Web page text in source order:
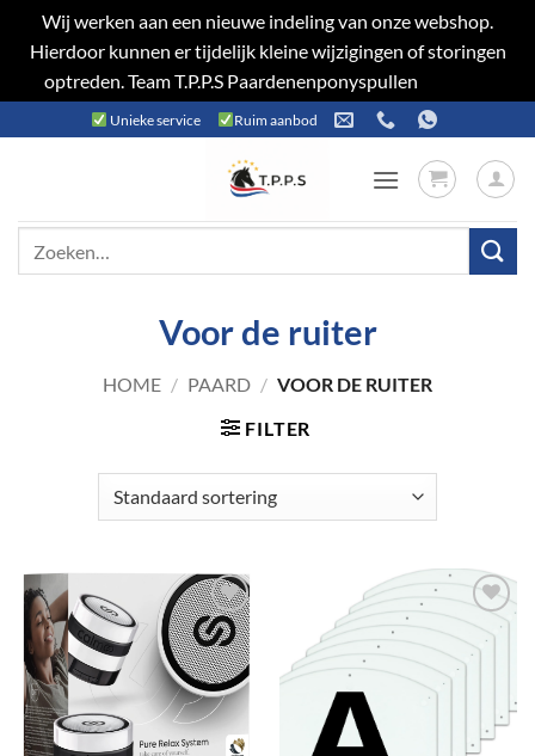
Wij werken aan een nieuwe indeling van onze webshop.
Hierdoor kunnen er tijdelijk kleine wijzigingen of storingen
optreden. Team T.P.P.S Paardenenponyspullen
naar
Unieke service Ruim aanbod
Voor de ruiter
HOME / PAARD / VOOR DE RUITER
FILTER